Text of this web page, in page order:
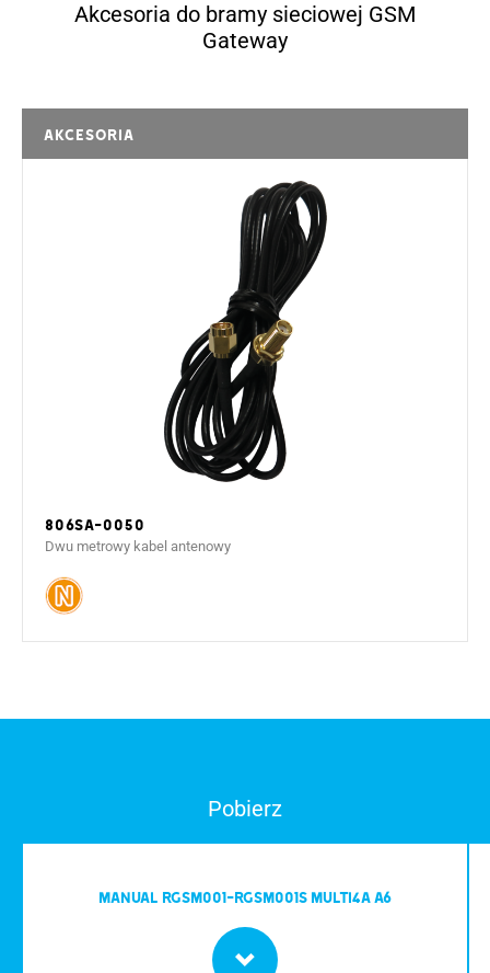
Akcesoria do bramy sieciowej GSM
Gateway
Akcesoria
806SA-0050
Dwu metrowy kabel antenowy
Pobierz
MANUAL RGSM001-RGSM001S MULTI4A A6